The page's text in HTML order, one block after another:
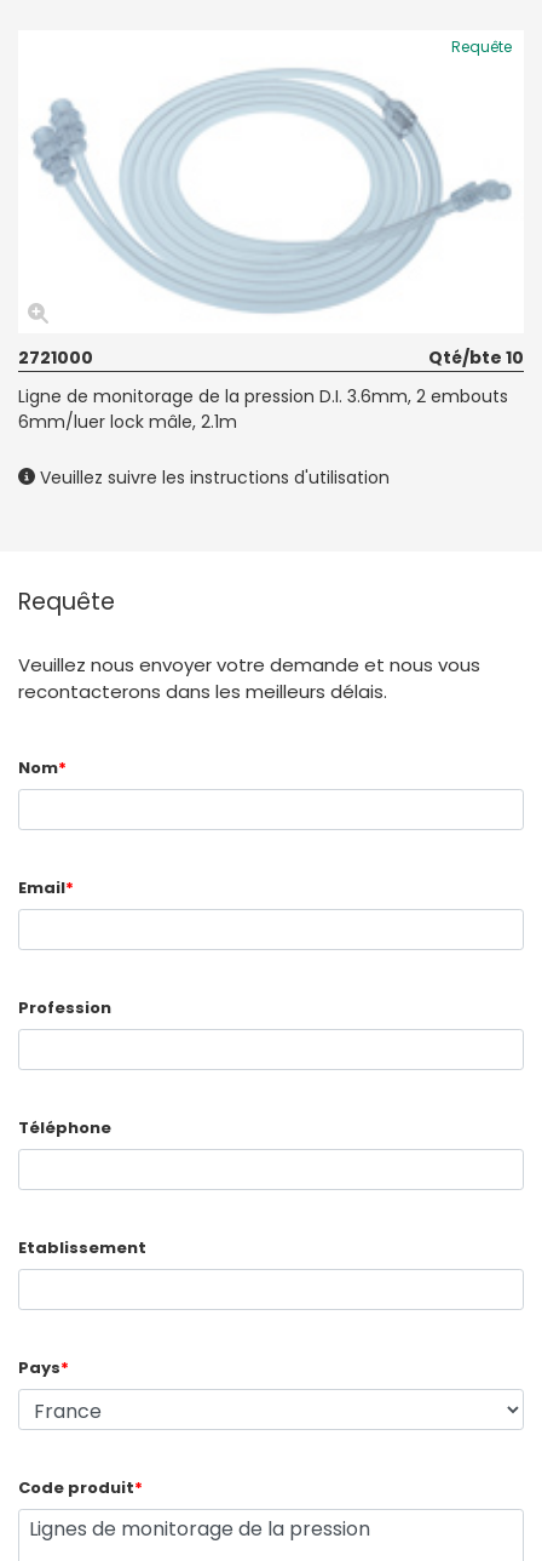
Requête
2721000
Qté/bte 10
Ligne de monitorage de la pression D.I. 3.6mm, 2 embouts
6mm/luer lock mâle, 2.1m
Veuillez suivre les instructions d'utilisation
Requête
Veuillez nous envoyer votre demande et nous vous
recontacterons dans les meilleurs délais.
Nom*
Email*
Profession
Téléphone
Etablissement
Pays*
Code produit*